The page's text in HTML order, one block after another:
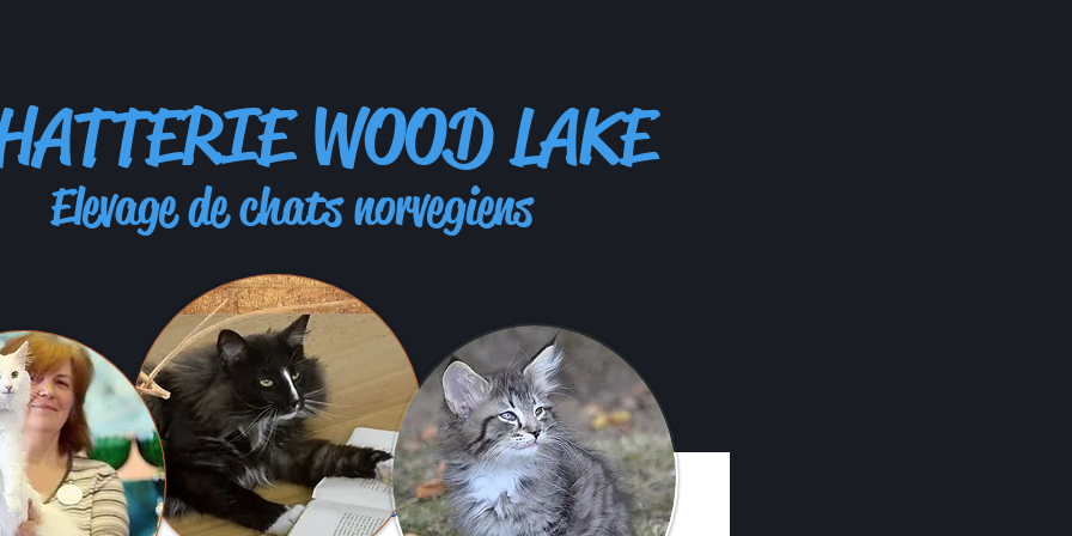
Envoyez-nous un message et nous vous
WOOD LAKE
de chats norvegiens